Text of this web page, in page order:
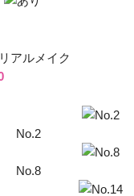
No.2
No.8